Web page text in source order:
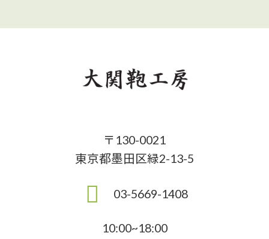
〒130-0021
東京都墨田区緑2-13-5
03-5669-1408
10:00~18:00